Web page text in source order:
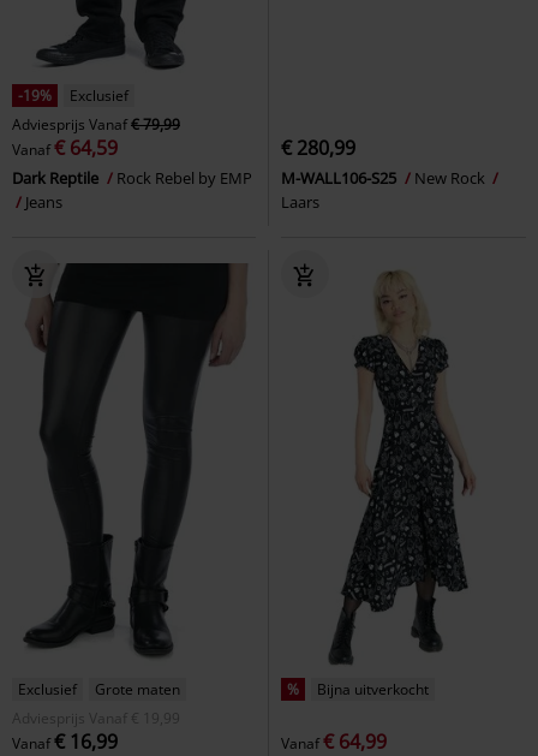
-19%
Exclusief
Adviesprijs Vanaf€ 79,99
Vanaf€ 64,59
Dark Reptile
Rock Rebel by EMP
Jeans
€ 280,99
M-WALL106-S25
New Rock
Laars
Exclusief
Grote maten
Adviesprijs
Vanaf € 19,99
Vanaf€ 16,99
% Bijna uitverkocht
Vanaf€ 64,99